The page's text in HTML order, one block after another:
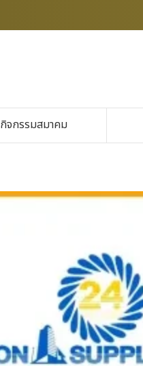
กิจกรรมสมาคม